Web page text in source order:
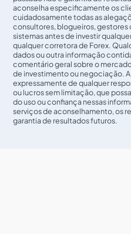
aconselha especificamente os
cuidadosamente todas as
consultores, blogueiros,
sistemas antes de investir
qualquer corretora de Forex.
dados ou outra informação
comentário geral sobre o
de investimento ou negociação.
expressamente de qualquer
ou lucros sem limitação, que
do uso ou confiança nessas
serviços de aconselhamento, os
garantia de resultados futuros.